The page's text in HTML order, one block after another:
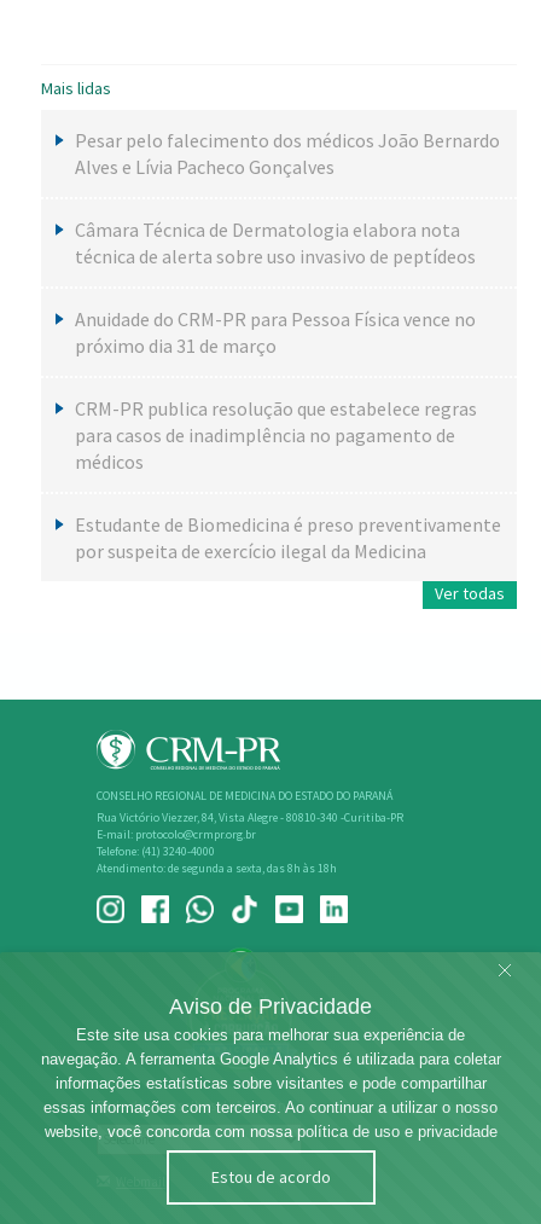
Mais lidas
Pesar pelo falecimento dos médicos João Bernardo
Alves e Lívia Pacheco Gonçalves
Câmara Técnica de Dermatologia elabora nota
técnica de alerta sobre uso invasivo de peptídeos
Anuidade do CRM-PR para Pessoa Física vence no
próximo dia 31 de março
CRM-PR publica resolução que estabelece regras
para casos de inadimplência no pagamento de
médicos
Estudante de Biomedicina é preso preventivamente
por suspeita de exercício ilegal da Medicina
Ver todas
CONSELHO REGIONAL DE MEDICINA DO ESTADO DO PARANÁ
Rua Victório Viezzer, 84, Vista Alegre - 80810-340 -Curitiba-PR
E-mail: protocolo@crmpr.org.br
Telefone: (41) 3240-4000
Atendimento: de segunda a sexta, das 8h às 18h
Rede dos Conselhos de Medicina
Aviso de Privacidade
Este site usa cookies para melhorar sua experiência de
navegação. A ferramenta Google Analytics é utilizada para coletar
informações estatísticas sobre visitantes e pode compartilhar
essas informações com terceiros. Ao continuar a utilizar o nosso
website, você concorda com nossa política de uso e privacidade
Estou de acordo